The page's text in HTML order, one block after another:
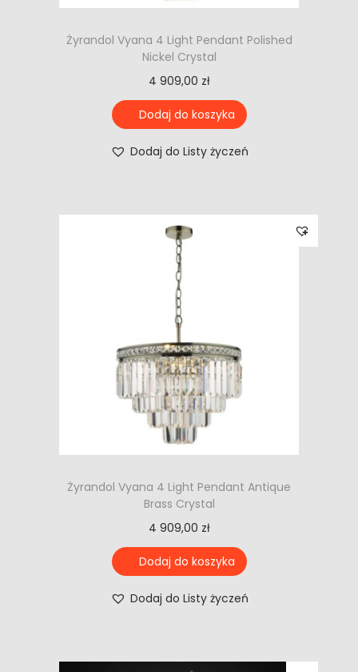
Żyrandol Vyana 4 Light Pendant Polished
Nickel Crystal
4 909,00 zł
Dodaj do koszyka
Dodaj do Listy życzeń
Żyrandol Vyana 4 Light Pendant Antique
Brass Crystal
4 909,00 zł
Dodaj do koszyka
Dodaj do Listy życzeń